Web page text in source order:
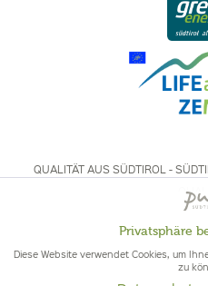
QUALITÄT AUS SÜDTIROL -
Privatsphäre
Diese Website verwendet Cookies, um
zu